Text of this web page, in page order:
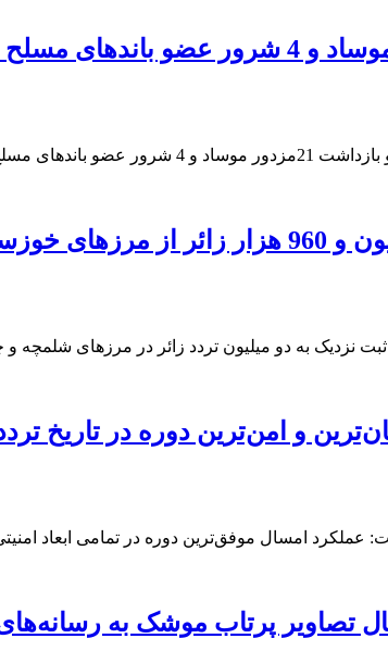
مسلح شرارت در…
خوزستان
نزدیک به دو میلیون تردد زائر در مرزهای شلمچه و
عملکرد امسال موفق‌ترین دوره در تمامی ابعاد
تصاویر پرتاب موشک به رسانه‌های